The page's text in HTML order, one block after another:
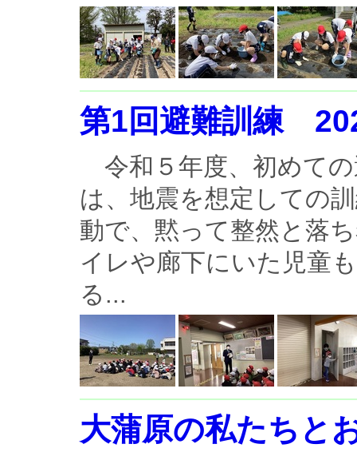
第1回避難訓練
令和５年度、初めて
は、地震を想定しての
動で、黙って整然と落
イレや廊下にいた児童
る...
大蒲原の私たちと